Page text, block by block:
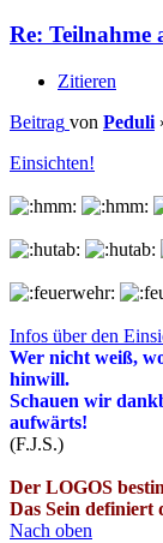
Re: Teilnahme
Zitieren
Beitrag von Peduli
Einsichten!
Infos über den
Wer nicht weiß,
hinwill.
Schauen wir
aufwärts!
(F.J.S.)
Der LOGOS
Das Sein definiert
Nach oben